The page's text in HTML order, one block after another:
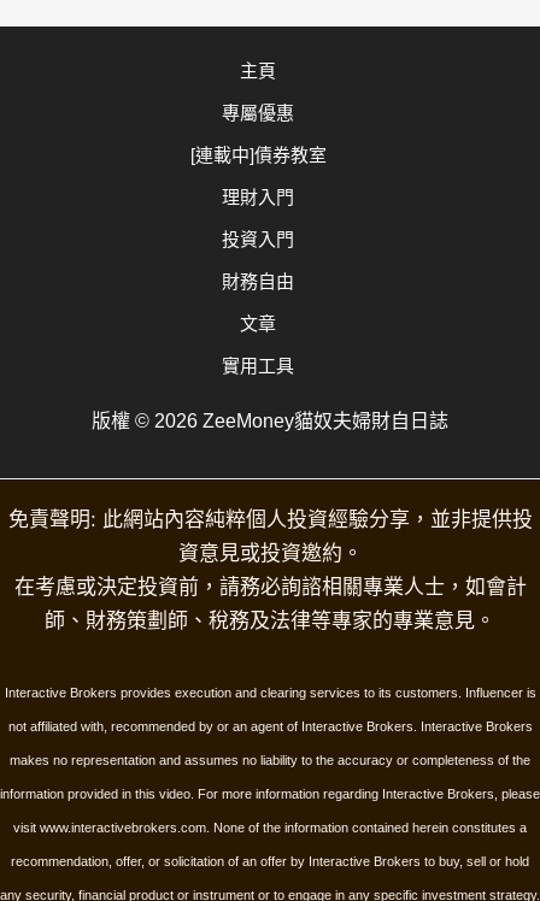
主頁
專屬優惠
[連載中]債券教室
理財入門
投資入門
財務自由
文章
實用工具
版權 © 2026 ZeeMoney貓奴夫婦財自日誌
免責聲明: 此網站內容純粹個人投資經驗分享，並非提供投
資意見或投資邀約。
在考慮或決定投資前，請務必詢諮相關專業人士，如會計
師、財務策劃師、稅務及法律等專家的專業意見。
Interactive Brokers provides execution and clearing services to its customers. Influencer is
not affiliated with, recommended by or an agent of Interactive Brokers. Interactive Brokers
makes no representation and assumes no liability to the accuracy or completeness of the
information provided in this video. For more information regarding Interactive Brokers, please
visit www.interactivebrokers.com. None of the information contained herein constitutes a
recommendation, offer, or solicitation of an offer by Interactive Brokers to buy, sell or hold
any security, financial product or instrument or to engage in any specific investment strategy.